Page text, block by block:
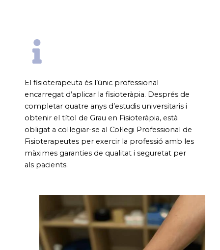
El fisioterapeuta és l’únic professional
encarregat d’aplicar la fisioteràpia. Després de
completar quatre anys d’estudis universitaris i
obtenir el títol de Grau en Fisioteràpia, està
obligat a col·legiar-se al Col·legi Professional de
Fisioterapeutes per exercir la professió amb les
màximes garanties de qualitat i seguretat per
als pacients.